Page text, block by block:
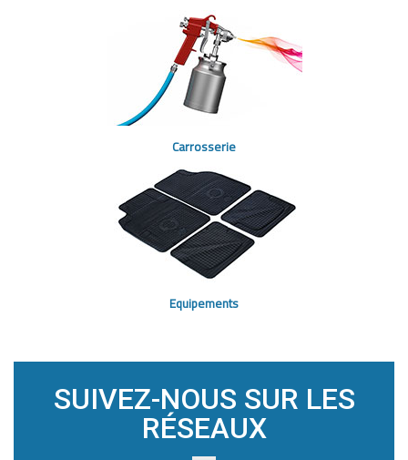
Carrosserie
Equipements
SUIVEZ-NOUS SUR LES
RÉSEAUX